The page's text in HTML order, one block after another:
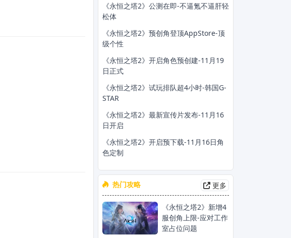
《永恒之塔2》公测在即-不逼氪不逼肝轻
松体
《永恒之塔2》预创角登顶AppStore-顶
级个性
《永恒之塔2》开启角色预创建-11月19
日正式
《永恒之塔2》试玩排队超4小时-韩国G-
STAR
《永恒之塔2》最新宣传片发布-11月16
日开启
《永恒之塔2》开启预下载-11月16日角
色定制
热门攻略 更多
《永恒之塔2》新增4
服创角上限-应对工作
室占位问题